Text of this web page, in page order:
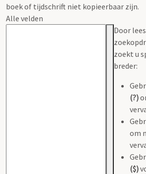
boek of tijdschrift niet kopieerbaar zijn.
Alle velden
Door
zoekt u
breder:
(?)
om
($)